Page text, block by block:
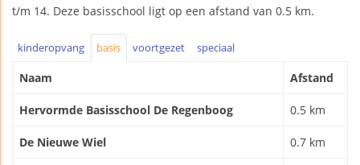
t/m 14. Deze basisschool ligt op een afstand van 0.5 km.
kinderopvang basis voortgezet speciaal
Naam Afstand
Hervormde Basisschool De Regenboog 0.5 km
De Nieuwe Wiel 0.7 km